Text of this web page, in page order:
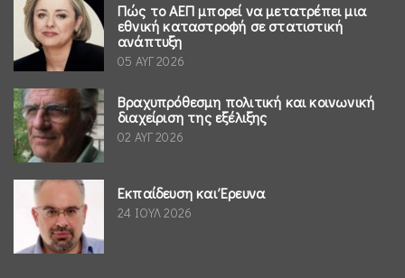
Πώς το ΑΕΠ μπορεί να μετατρέπει μια
εθνική καταστροφή σε στατιστική
ανάπτυξη
05 ΑΥΓ 2026
Βραχυπρόθεσμη πολιτική και κοινωνική
διαχείριση της εξέλιξης
02 ΑΥΓ 2026
Εκπαίδευση και Έρευνα
24 ΙΟΥΛ 2026